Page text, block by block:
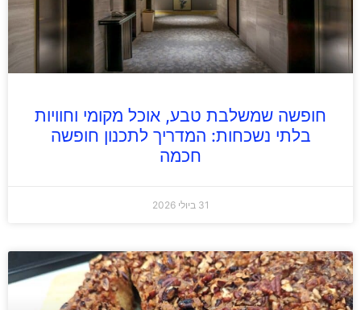
חופשה שמשלבת טבע, אוכל מקומי וחוויות
בלתי נשכחות: המדריך לתכנון חופשה
חכמה
31 ביולי 2026